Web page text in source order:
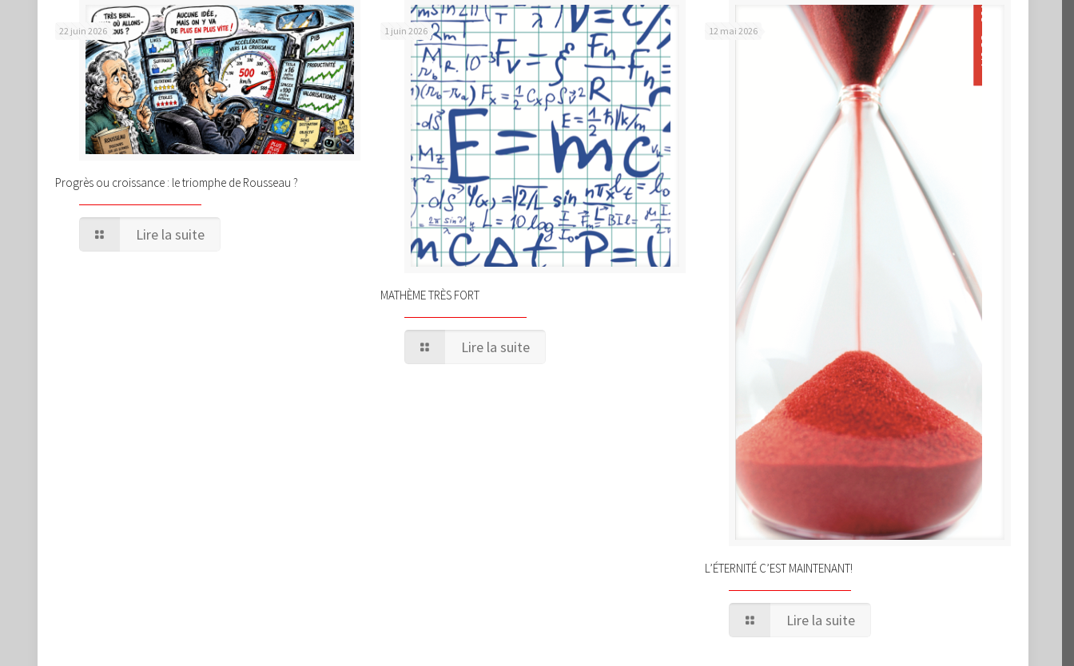
22 juin 2026
Progrès ou croissance : le triomphe de Rousseau ?
Lire la suite
1 juin 2026
MATHÈME TRÈS FORT
Lire la suite
12 mai 2026
L’ÉTERNITÉ C’EST MAINTENANT!
Lire la suite